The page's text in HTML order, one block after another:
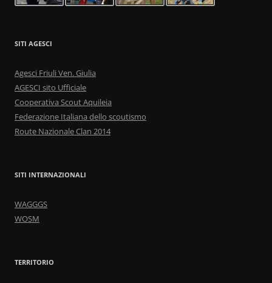
SITI AGESCI
Agesci Friuli Ven. Giulia
AGESCI sito Ufficiale
Cooperativa Scout Aquileia
Federazione Italiana dello scoutismo
Route Nazionale Clan 2014
SITI INTERNAZIONALI
WAGGGS
WOSM
TERRITORIO